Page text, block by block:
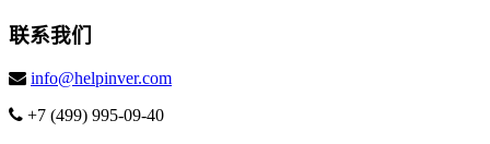
联系我们
info@helpinver.com
+7 (499) 995-09-40